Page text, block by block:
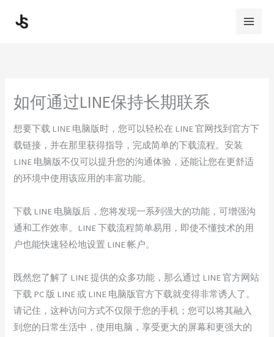
如何通过LINE保持长期联系
想要下载 LINE 电脑版时，您可以轻松在 LINE 官网找到官方下
载链接，并在那里获得指导，完成简单的下载流程。安装
LINE 电脑版不仅可以提升您的沟通体验，还能让您在更舒适
的环境中使用该应用的丰富功能。
下载 LINE 电脑版后，您将发现一系列强大的功能，可增强沟
通和工作效率。LINE 下载流程简单易用，即使不懂技术的用
户也能快速轻松地设置 LINE 帐户。
既然您了解了 LINE 提供的众多功能，那么通过 LINE 官方网站
下载 PC 版 LINE 或 LINE 电脑版官方下载就变得非常诱人了。
请记住，这种访问方式不仅限于您的手机；您可以将其融入
到您的日常生活中，使用电脑，享受更大的屏幕和更强大的